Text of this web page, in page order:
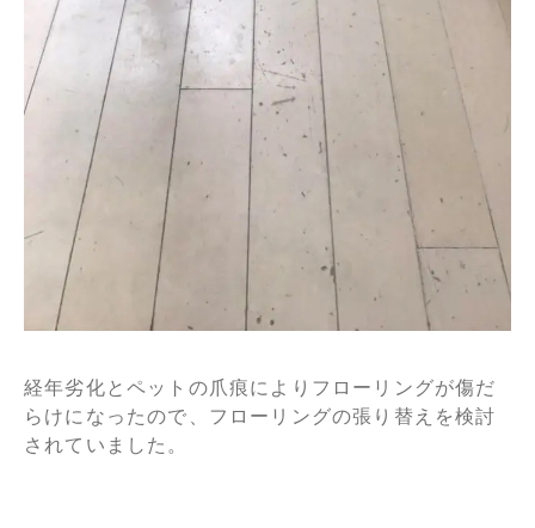
経年劣化とペットの爪痕によりフローリングが傷だ
らけになったので、フローリングの張り替えを検討
されていました。